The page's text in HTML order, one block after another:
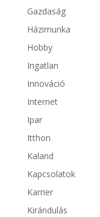
Gazdaság
Házimunka
Hobby
Ingatlan
Innováció
Internet
Ipar
Itthon
Kaland
Kapcsolatok
Karrier
Kirándulás